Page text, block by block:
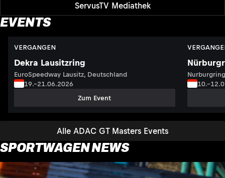
ServusTV Mediathek
EVENTS
Alle ADAC GT Masters Events
VERGANGEN
Dekra Lausitzring
EuroSpeedway Lausitz, Deutschland
19.–21.06.2026
Zum Event
SPORTWAGEN NEWS